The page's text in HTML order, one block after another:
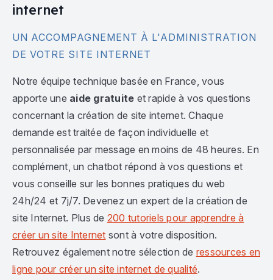
internet
UN ACCOMPAGNEMENT À L'ADMINISTRATION
DE VOTRE SITE INTERNET
Notre équipe technique basée en France, vous
apporte une aide gratuite et rapide à vos questions
concernant la création de site internet. Chaque
demande est traitée de façon individuelle et
personnalisée par message en moins de 48 heures. En
complément, un chatbot répond à vos questions et
vous conseille sur les bonnes pratiques du web
24h/24 et 7j/7. Devenez un expert de la création de
site Internet. Plus de 200 tutoriels pour apprendre à
créer un site Internet sont à votre disposition.
Retrouvez également notre sélection de ressources en
ligne pour créer un site internet de qualité.